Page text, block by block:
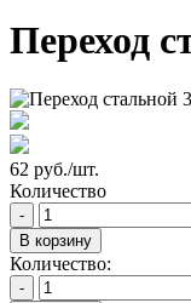
Переход
62 руб./шт.
Количество
-
В корзину
Количество:
-